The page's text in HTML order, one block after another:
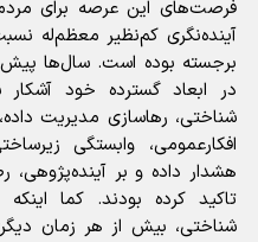
فرصت‌های این عرصه برای
آینده‌نگری کم‌نظیر معظم‌له
برجسته بوده است. سال‌ها
در ابعاد گسترده خود
شناختی، رهاسازی مدیریت
افکارعمومی، وابستگی
هشدار داده و بر
تاکید کرده بودند. کما
شناختی، بیش از هر زمان